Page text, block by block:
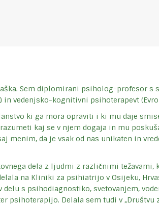
Sem diplomirani psiholog-profesor s
vedenjsko-kognitivni psihoterapevt
ki ga mora opraviti i ki mu daje
kaj se v njem dogaja in mu
menim, da je vsak od nas unikaten in
dela z ljudmi z različnimi težavami,
na Kliniki za psihiatrijo v Osijeku,
s psihodiagnostiko, svetovanjem,
psihoterapijo. Delala sem tudi v „Društvu